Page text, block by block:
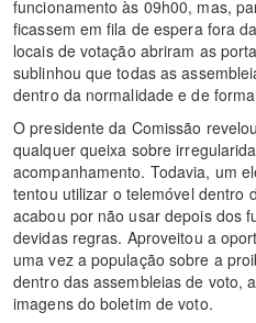
funcionamento às 09h00, mas,
ficassem em fila de espera fora
locais de votação abriram as
sublinhou que todas as
dentro da normalidade e de
O presidente da Comissão
qualquer queixa sobre
acompanhamento. Todavia, um
tentou utilizar o telemóvel dentro
acabou por não usar depois dos
devidas regras. Aproveitou a
uma vez a população sobre a
dentro das assembleias de voto,
imagens do boletim de voto.